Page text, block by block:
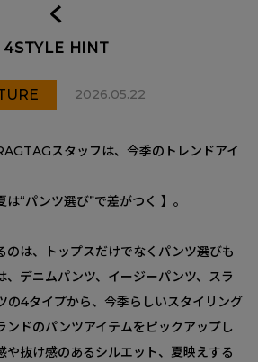
く
4STYLE HINT
2026.05.22
スタッフは、今季のトレンドアイ
“パンツ選び”で差がつく 】。
のは、トップスだけでなくパンツ選びも
、デニムパンツ、イージーパンツ、スラ
の4タイプから、今季らしいスタイリング
ンドのパンツアイテムをピックアップし
や抜け感のあるシルエット、夏映えする